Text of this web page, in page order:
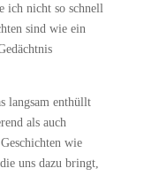
ich nicht so schnell
sind wie ein
langsam enthüllt
als auch
wie
uns dazu bringt,